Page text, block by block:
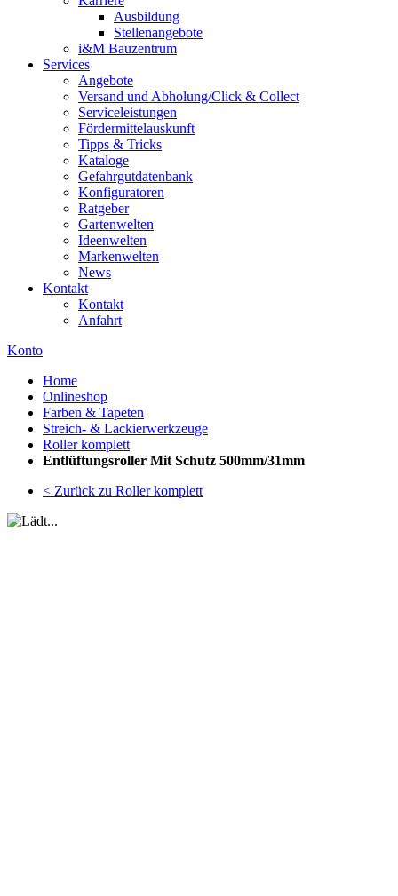
Ausbildung
Stellenangebote
i&M Bauzentrum
Services
Angebote
Versand und Abholung/Click & Collect
Serviceleistungen
Fördermittelauskunft
Tipps & Tricks
Kataloge
Gefahrgutdatenbank
Konfiguratoren
Ratgeber
Gartenwelten
Ideenwelten
Markenwelten
News
Kontakt
Kontakt
Anfahrt
Konto
Home
Onlineshop
Farben & Tapeten
Streich- & Lackierwerkzeuge
Roller komplett
Entlüftungsroller Mit Schutz 500mm/31mm
< Zurück zu Roller komplett